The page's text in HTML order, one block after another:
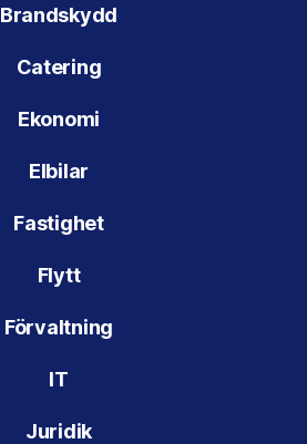
Brandskydd
Catering
Ekonomi
Elbilar
Fastighet
Flytt
Förvaltning
IT
Juridik